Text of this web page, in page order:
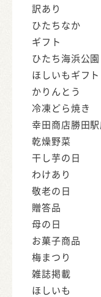
訳あり
ひたちなか
ギフト
ひたち海浜公園
ほしいもギフト
かりんとう
冷凍どら焼き
幸田商店勝田
乾燥野菜
干し芋の日
わけあり
敬老の日
贈答品
母の日
お菓子商品
梅まつり
雑誌掲載
ほしいも